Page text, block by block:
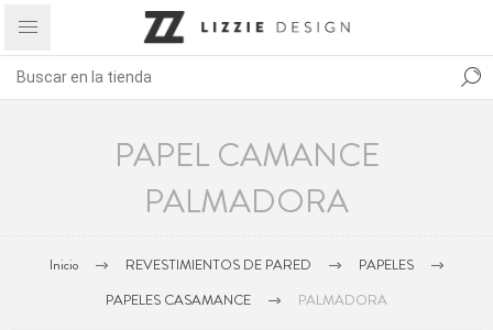
PAPEL CAMANCE
PALMADORA
Inicio REVESTIMIENTOS DE PARED
PAPELES
PAPELES CASAMANCE
PALMADORA